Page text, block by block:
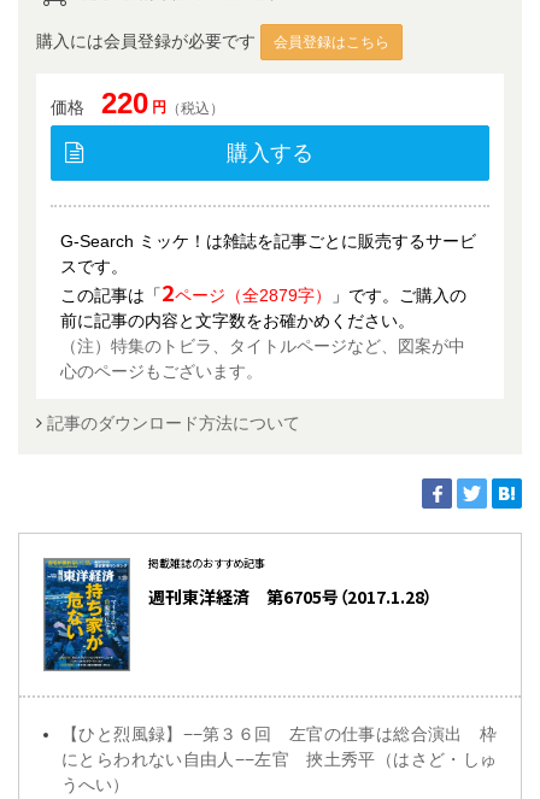
購入には会員登録が必要です 会員登録はこちら
価格 220 円 （税込）
購入する
G-Search ミッケ！は雑誌を記事ごとに販売するサービ
スです。
この記事は「2ページ（全2879字）
」です。ご購入の
前に記事の内容と文字数をお確かめください。
（注）特集のトビラ、タイトルページなど、図案が中
心のページもございます。
記事のダウンロード方法について
掲載雑誌のおすすめ記事
週刊東洋経済 第6705号（2017.1.28）
【ひと烈風録】−−第３６回 左官の仕事は総合演出 枠
にとらわれない自由人−−左官 挾土秀平（はさど・しゅ
うへい）